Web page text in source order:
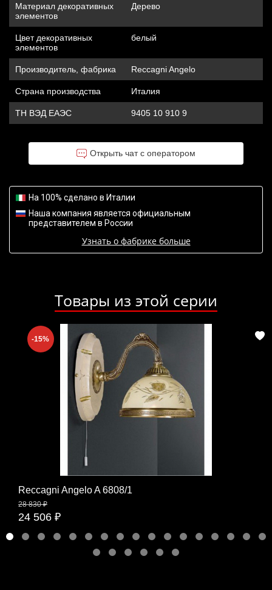
Материал декоративных
элементов
Дерево
Цвет декоративных
элементов
белый
Производитель, фабрика Reccagni Angelo
Страна производства Италия
ТН ВЭД ЕАЭС 9405 10 910 9
Открыть чат с оператором
На 100% сделано в Италии
Наша компания является официальным
представителем в России
Узнать о фабрике больше
Товары из этой серии
-15%
Reccagni Angelo A 6808/1
28 830 ₽
24 506 ₽